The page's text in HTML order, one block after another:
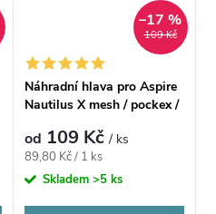
109 Kč
–17 %
Náhradní hlava pro Aspire
Nautilus X mesh / pockex /
od 109 Kč/ ks
Měrná
cena:
89,80 Kč / 1 ks
Skladem >5 ks